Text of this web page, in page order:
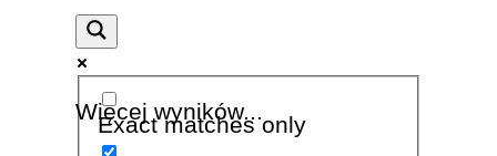
Więcej wyników...
Exact matches only